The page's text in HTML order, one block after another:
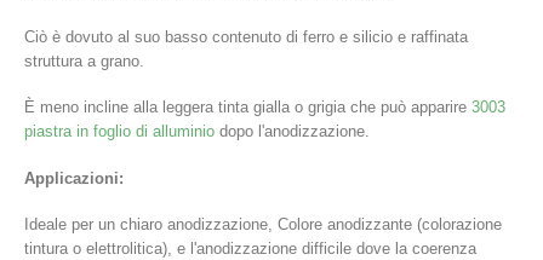
Ciò è dovuto al suo basso contenuto di ferro e silicio e raffinata
struttura a grano.
È meno incline alla leggera tinta gialla o grigia che può apparire 3003
piastra in foglio di alluminio dopo l'anodizzazione.
Applicazioni:
Ideale per un chiaro anodizzazione, Colore anodizzante (colorazione
tintura o elettrolitica), e l'anodizzazione difficile dove la coerenza